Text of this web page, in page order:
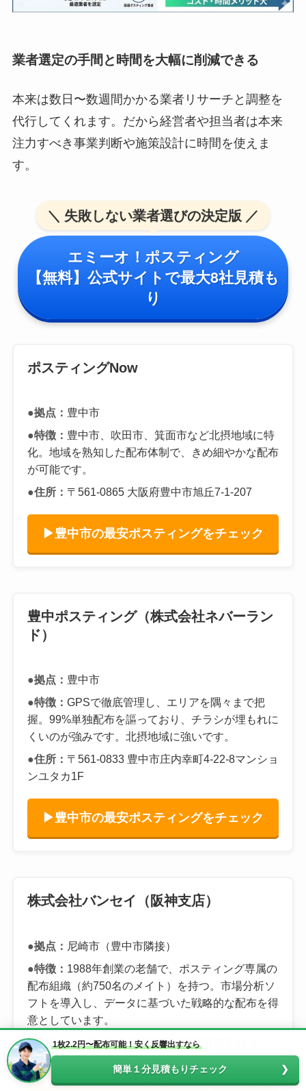
業者選定の手間と時間を大幅に削減できる
本来は数日〜数週間かかる業者リサーチと調整を
代行してくれます。だから経営者や担当者は本来
注力すべき事業判断や施策設計に時間を使えま
す。
＼ 失敗しない業者選びの決定版 ／
エミーオ！ポスティング
【無料】公式サイトで最大8社見積も
り
ポスティングNow
●拠点： 豊中市
●特徴： 豊中市、吹田市、箕面市など北摂地域に特
化。地域を熟知した配布体制で、きめ細やかな配布
が可能です。
●住所： 〒561-0865 大阪府豊中市旭丘7-1-207
▶豊中市の最安ポスティングをチェック
豊中ポスティング（株式会社ネバーラン
ド）
●拠点： 豊中市
●特徴： GPSで徹底管理し、エリアを隅々まで把
握。99%単独配布を謳っており、チラシが埋もれに
くいのが強みです。北摂地域に強いです。
●住所： 〒561-0833 豊中市庄内幸町4-22-8マンショ
ンユタカ1F
▶豊中市の最安ポスティングをチェック
株式会社バンセイ（阪神支店）
●拠点： 尼崎市（豊中市隣接）
●特徴： 1988年創業の老舗で、ポスティング専属の
配布組織（約750名のメイト）を持つ。市場分析ソ
フトを導入し、データに基づいた戦略的な配布を得
意としています。
●住所：〒661-0025 兵庫県尼崎市立花町3-11-1
▶豊中市の最安ポスティングをチェック
1枚2.2円〜配布可能！安く反響出すなら
簡単１分見積もりチェック